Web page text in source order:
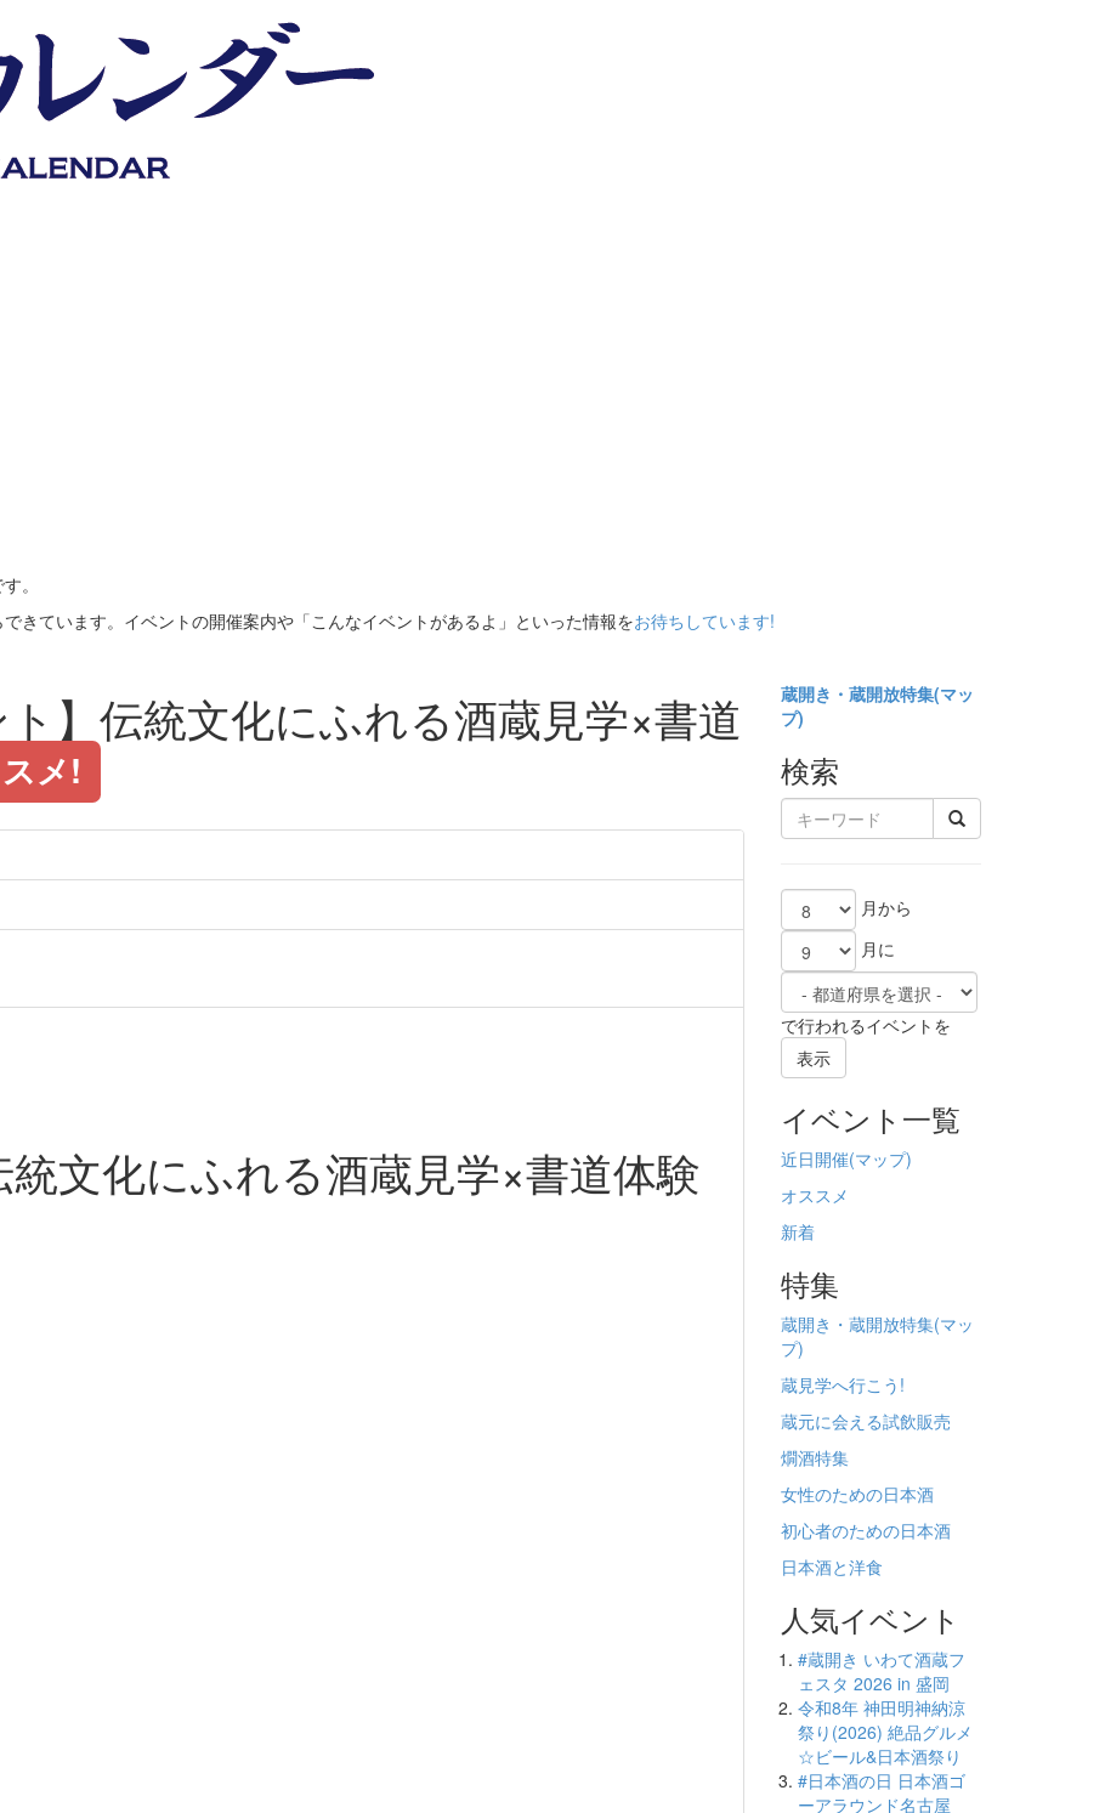
。
きています。イベントの開催案内や「こんなイベントがあるよ」といった情報をお待ちしています!
】伝統文化にふれる酒蔵見学×書道
メ!
統文化にふれる酒蔵見学×書道体験
蔵開き・蔵開放特集(マッ
プ)
検索
月から
月に
で行われるイベントを
表示
イベント一覧
近日開催(マップ)
オススメ
新着
特集
蔵開き・蔵開放特集(マッ
プ)
蔵見学へ行こう!
蔵元に会える試飲販売
燗酒特集
女性のための日本酒
初心者のための日本酒
日本酒と洋食
人気イベント
#蔵開き いわて酒蔵フ
ェスタ 2026 in 盛岡
令和8年 神田明神納涼
祭り(2026) 絶品グルメ
☆ビール&日本酒祭り
#日本酒の日 日本酒ゴ
ーアラウンド名古屋